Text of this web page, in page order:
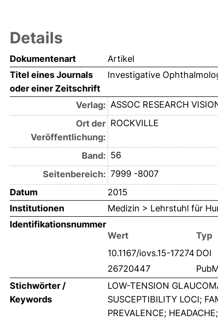
Details
Dokumentenart
Artikel
Titel eines Journals
oder einer Zeitschrift
Investigative
Verlag: ASSOC RESEARCH
Ort der
Veröffentlichung:
ROCKVILLE
Band: 56
Seitenbereich: 7999 -8007
Datum
2015
Institutionen
Medizin > Lehrstuhl für
Identifikationsnummer
Wert
Typ
10.1167/iovs.15-17274 DOI
26720447
Stichwörter /
Keywords
LOW-TENSION
SUSCEPTIBILITY LOCI;
PREVALENCE;